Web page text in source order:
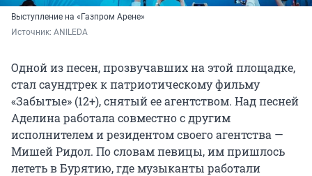
Выступление на «Газпром Арене»
Источник: ANILEDA
Одной из песен, прозвучавших на этой площадке,
стал саундтрек к патриотическому фильму
«Забытые» (12+), снятый ее агентством. Над песней
Аделина работала совместно с другим
исполнителем и резидентом своего агентства —
Мишей Ридол. По словам певицы, им пришлось
лететь в Бурятию, где музыканты работали